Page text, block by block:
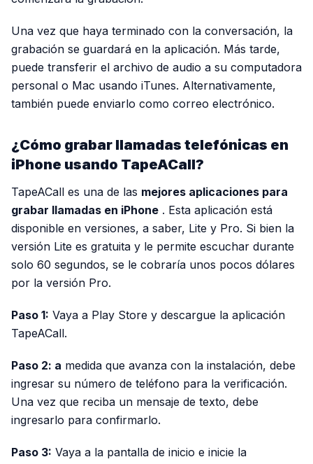
Una vez que haya terminado con la conversación, la
grabación se guardará en la aplicación. Más tarde,
puede transferir el archivo de audio a su computadora
personal o Mac usando iTunes. Alternativamente,
también puede enviarlo como correo electrónico.
¿Cómo grabar llamadas telefónicas en
iPhone usando TapeACall?
TapeACall es una de las mejores aplicaciones para
grabar llamadas en iPhone . Esta aplicación está
disponible en versiones, a saber, Lite y Pro. Si bien la
versión Lite es gratuita y le permite escuchar durante
solo 60 segundos, se le cobraría unos pocos dólares
por la versión Pro.
Paso 1: Vaya a Play Store y descargue la aplicación
TapeACall.
Paso 2: a medida que avanza con la instalación, debe
ingresar su número de teléfono para la verificación.
Una vez que reciba un mensaje de texto, debe
ingresarlo para confirmarlo.
Paso 3: Vaya a la pantalla de inicio e inicie la